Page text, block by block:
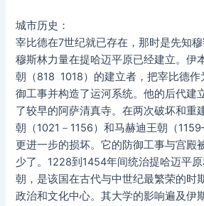
城市历史：
宰比德在7世纪就已存在，那时是先知
穆斯林力量在提哈迈平原已经建立。伊
朝（818  1018）的建立者，把宰比德
御工事并构造了运河系统。他的后代建
了较早的阿萨清真寺。在两次破坏和重
朝（1021－1156）和马赫迪王朝（
更进一步的损坏。它的防御工事与宫殿
少了。1228到1454年间统治提哈迈平
朝，是该国在古代与中世纪最繁荣的时
政治和文化中心。其大学的影响遍及伊